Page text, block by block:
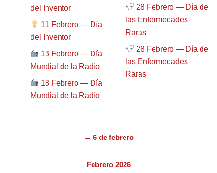
del Inventor
11 Febrero — Día
del Inventor
13 Febrero — Día
Mundial de la Radio
13 Febrero — Día
Mundial de la Radio
28 Febrero — Día de
las Enfermedades
Raras
28 Febrero — Día de
las Enfermedades
Raras
← 6 de febrero
Febrero 2026